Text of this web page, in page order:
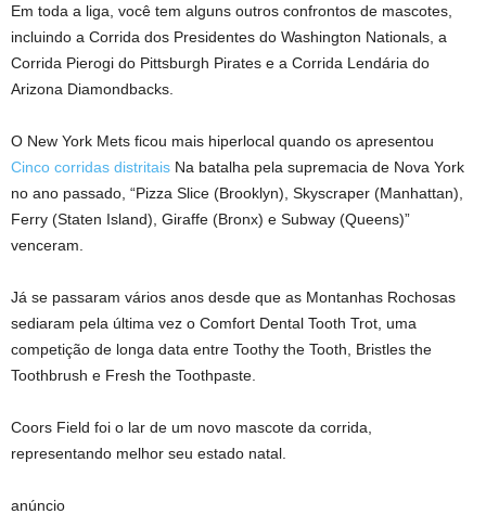
Em toda a liga, você tem alguns outros confrontos de mascotes,
incluindo a Corrida dos Presidentes do Washington Nationals, a
Corrida Pierogi do Pittsburgh Pirates e a Corrida Lendária do
Arizona Diamondbacks.
O New York Mets ficou mais hiperlocal quando os apresentou
Cinco corridas distritais Na batalha pela supremacia de Nova York
no ano passado, “Pizza Slice (Brooklyn), Skyscraper (Manhattan),
Ferry (Staten Island), Giraffe (Bronx) e Subway (Queens)”
venceram.
Já se passaram vários anos desde que as Montanhas Rochosas
sediaram pela última vez o Comfort Dental Tooth Trot, uma
competição de longa data entre Toothy the Tooth, Bristles the
Toothbrush e Fresh the Toothpaste.
Coors Field foi o lar de um novo mascote da corrida,
representando melhor seu estado natal.
anúncio